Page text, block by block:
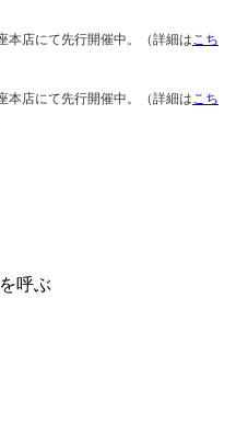
本店にて先行開催中。（詳細はこち
本店にて先行開催中。（詳細はこち
呼ぶ